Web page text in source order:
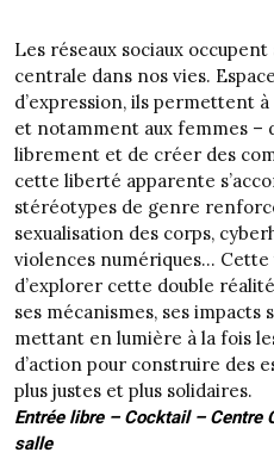
Les réseaux sociaux occupent
centrale dans nos vies.
d’expression, ils permettent
et notamment aux femmes –
librement et de créer des
cette liberté apparente
stéréotypes de genre
sexualisation des corps,
violences numériques…
d’explorer cette double
ses mécanismes, ses
mettant en lumière à la fois
d’action pour construire des
plus justes et plus solidaires.
Entrée libre – Cocktail – Centre
salle